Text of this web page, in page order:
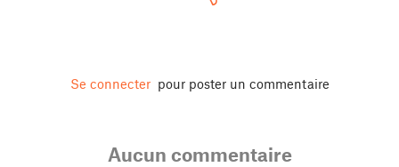
Se connecter pour poster un commentaire
Aucun commentaire